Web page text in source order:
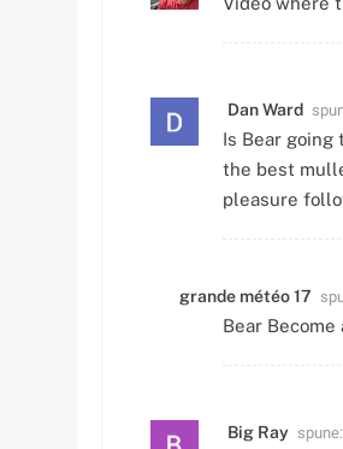
Dan Ward
Is Bear going
the best
pleasure
grande météo 17
Bear Become
Big Ray spune: